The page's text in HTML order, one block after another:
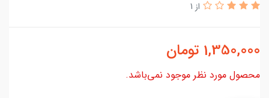
از 1
1,350,000 تومان
محصول مورد نظر موجود نمی‌باشد.